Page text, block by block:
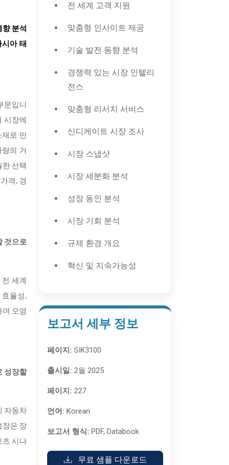
향 분석
아 태
문입니
장에
재로 만
의 거
선택
격, 경
것으로
세계
효율성,
오염
성장할
자동차
장은 장
츠 시나
전 세계 고객 지원
맞춤형 인사이트 제공
기술 발전 동향 분석
경쟁력 있는 시장 인텔리
전스
맞춤형 리서치 서비스
신디케이트 시장 조사
시장 스냅샷
시장 세분화 분석
성장 동인 분석
시장 기회 분석
규제 환경 개요
혁신 및 지속가능성
보고서 세부 정보
페이지: SIK3100
출시일: 2월 2025
페이지: 227
언어: Korean
보고서 형식: PDF, Databook
무료 샘플 다운로드